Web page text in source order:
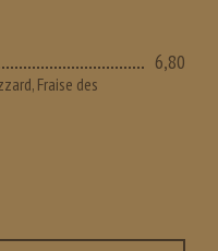
6,80
Fraise des